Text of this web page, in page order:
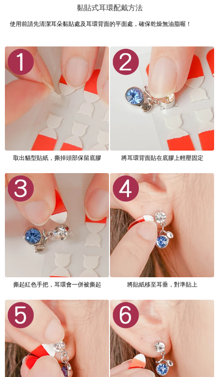
黏貼式耳環配戴方法
使用前請先清潔耳朵黏貼處及耳環背面的平面處，確保乾燥無油脂喔！
取出貓型貼紙，撕掉頭部保留底膠 將耳環背面貼在底膠上輕壓固定
撕起紅色手把，耳環會一併被撕起 將貼紙移至耳垂，對準貼上